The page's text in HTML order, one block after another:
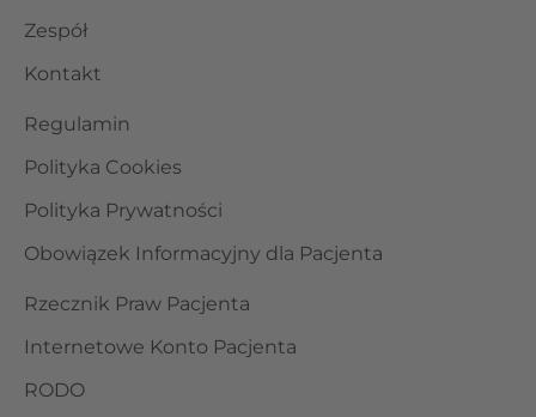
Zespół
Kontakt
Regulamin
Polityka Cookies
Polityka Prywatności
Obowiązek Informacyjny dla Pacjenta
Rzecznik Praw Pacjenta
Internetowe Konto Pacjenta
RODO